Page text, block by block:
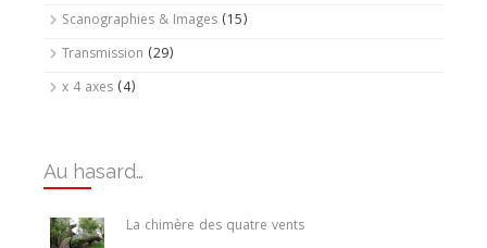
Scanographies & Images (15)
Transmission (29)
x 4 axes (4)
Au hasard…
La chimère des quatre vents